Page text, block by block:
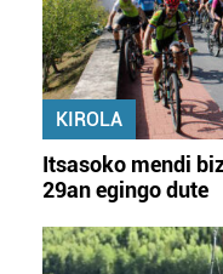
KIROLA
Itsasoko mendi
29an egingo dute